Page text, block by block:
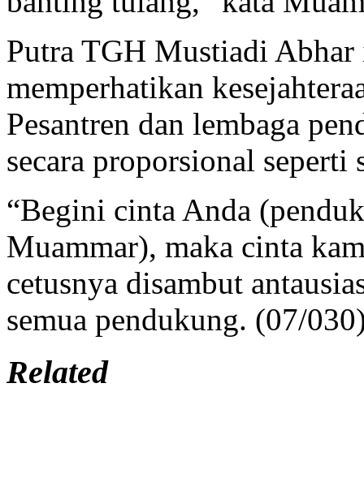
Putra TGH Mustiadi Abhar
memperhatikan
Pesantren dan lembaga
secara proporsional seperti
“Begini cinta Anda
Muammar), maka cinta
cetusnya disambut
semua pendukung. (07/
Related